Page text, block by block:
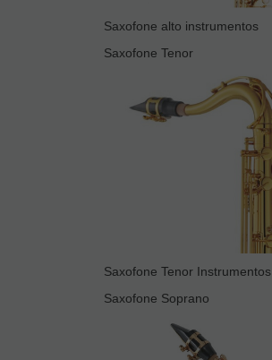
Saxofone alto instrumentos
Saxofone Tenor
Saxofone Tenor Instrumentos
Saxofone Soprano